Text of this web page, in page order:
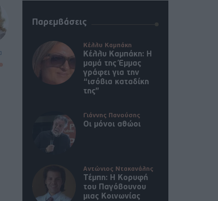
Παρεμβάσεις
Κέλλυ Καμπάκη
Κέλλυ Καμπάκη: Η
μαμά της Έμμας
γράφει για την
“ισόβια καταδίκη
της”
Γιάννης Πανούσης
Οι μόνοι αθώοι
Αντώνιος Ντακανάλης
Τέμπη: Η Κορυφή
του Παγόβουνου
μιας Κοινωνίας